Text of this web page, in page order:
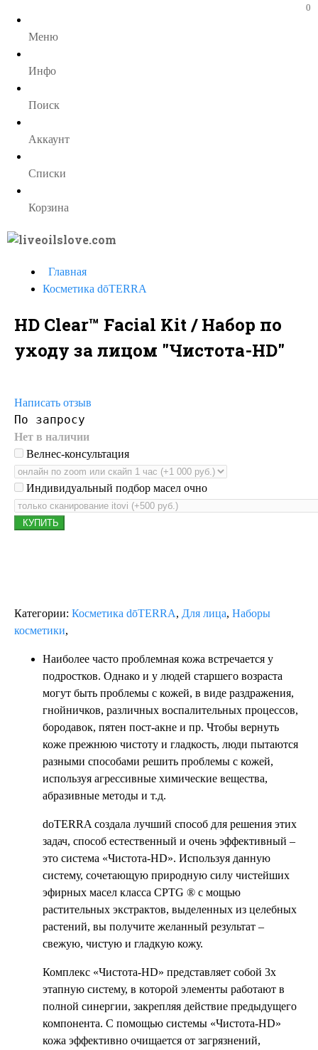
Меню
Инфо
Поиск
Аккаунт
Списки
0
Корзина
Главная
Косметика dōTERRA
HD Clear™ Facial Kit / Набор по
уходу за лицом "Чистота-HD"
Написать отзыв
По запросу
Нет в наличии
Велнес-консультация
Индивидуальный подбор масел очно
КУПИТЬ
Категории: Косметика dōTERRA, Для лица, Наборы
косметики,
Наиболее часто проблемная кожа встречается у
подростков. Однако и у людей старшего возраста
могут быть проблемы с кожей, в виде раздражения,
гнойничков, различных воспалительных процессов,
бородавок, пятен пост-акне и пр. Чтобы вернуть
коже прежнюю чистоту и гладкость, люди пытаются
разными способами решить проблемы с кожей,
используя агрессивные химические вещества,
абразивные методы и т.д.
doTERRA создала лучший способ для решения этих
задач, способ естественный и очень эффективный –
это система «Чистота-HD». Используя данную
систему, сочетающую природную силу чистейших
эфирных масел класса CPTG ® с мощью
растительных экстрактов, выделенных из целебных
растений, вы получите желанный результат –
свежую, чистую и гладкую кожу.
Комплекс «Чистота-HD» представляет собой 3х
этапную систему, в которой элементы работают в
полной синергии, закрепляя действие предыдущего
компонента. С помощью системы «Чистота-HD»
кожа эффективно очищается от загрязнений,